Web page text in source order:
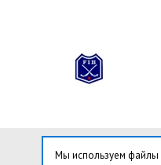
Мы используем файлы